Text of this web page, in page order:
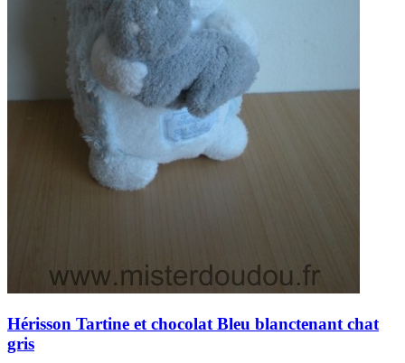
Hérisson Tartine et chocolat Bleu blanctenant chat
gris